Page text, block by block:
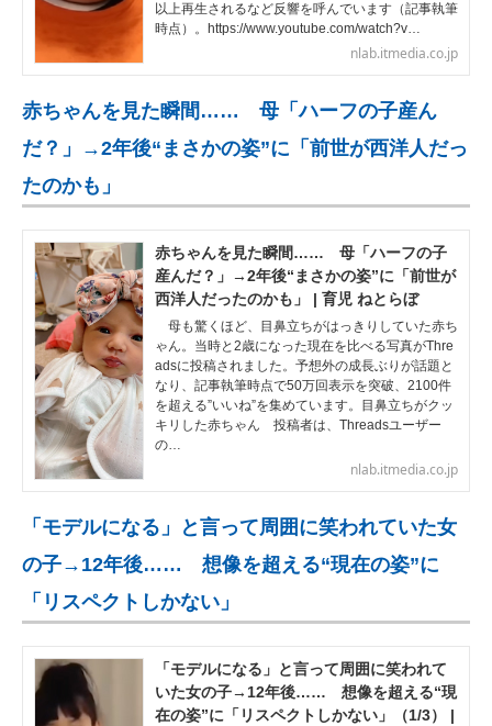
以上再生されるなど反響を呼んでいます（記事執筆
時点）。https://www.youtube.com/watch?v…
nlab.itmedia.co.jp
赤ちゃんを見た瞬間…… 母「ハーフの子産ん
だ？」→2年後“まさかの姿”に「前世が西洋人だっ
たのかも」
赤ちゃんを見た瞬間…… 母「ハーフの子
産んだ？」→2年後“まさかの姿”に「前世が
西洋人だったのかも」 | 育児 ねとらぼ
母も驚くほど、目鼻立ちがはっきりしていた赤ち
ゃん。当時と2歳になった現在を比べる写真がThre
adsに投稿されました。予想外の成長ぶりが話題と
なり、記事執筆時点で50万回表示を突破、2100件
を超える”いいね”を集めています。目鼻立ちがクッ
キリした赤ちゃん 投稿者は、Threadsユーザー
の…
nlab.itmedia.co.jp
「モデルになる」と言って周囲に笑われていた女
の子→12年後…… 想像を超える“現在の姿”に
「リスペクトしかない」
「モデルになる」と言って周囲に笑われて
いた女の子→12年後…… 想像を超える“現
在の姿”に「リスペクトしかない」（1/3） |